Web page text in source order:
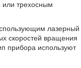
трехосным
лазерный
скоростей вращения
прибора используют